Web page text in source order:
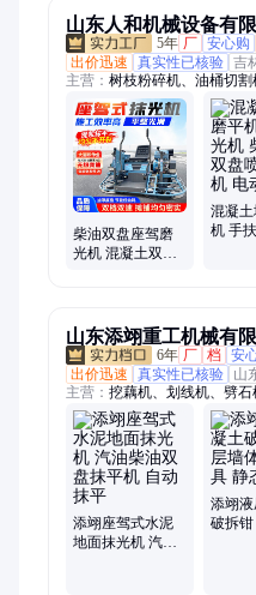
山东人和机械设备有
5年 厂 安心购
出价迅速
真实性已核验 吉
主营： 树枝粉碎机、油桶切
机、座驾抹光机、挖掘机、
柴油双盘座驾磨
光机 混凝土双圆
混凝
机 手
山东添翊重工机械有
6年 厂 档 安
出价迅速
真实性已核验
山
主营： 挖藕机、划线机、劈
机、除雪机、铁水包、铜水
灭火器、播种机、U型钢支
机械、轨道机械、搅拌机、
机
添翊座驾式水泥
地面抹光机 汽油
添翊
破拆